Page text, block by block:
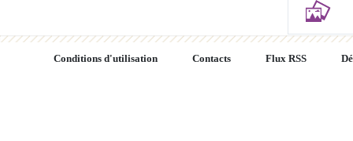
Conditions d'utilisation Contacts Flux RSS